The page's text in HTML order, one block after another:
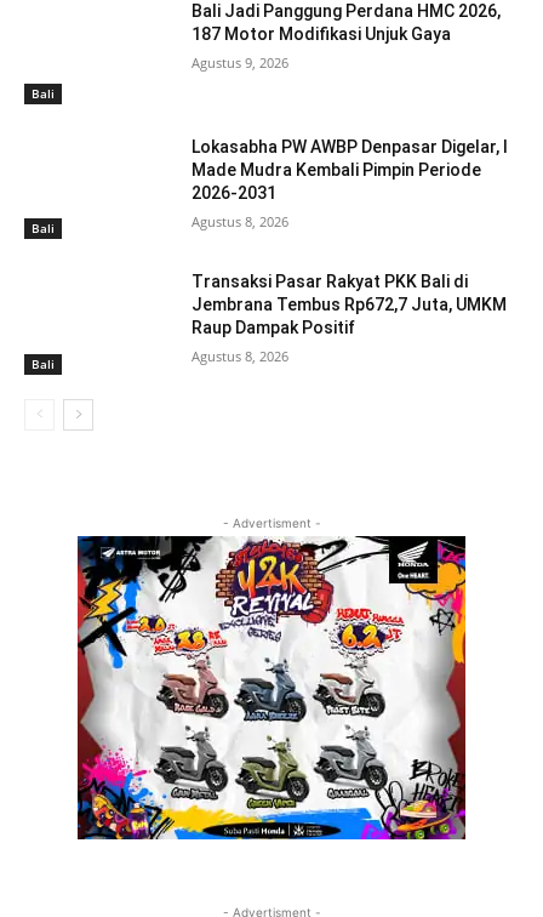
Bali
Bali Jadi Panggung Perdana HMC 2026,
187 Motor Modifikasi Unjuk Gaya
Agustus 9, 2026
Bali
Lokasabha PW AWBP Denpasar Digelar, I
Made Mudra Kembali Pimpin Periode
2026-2031
Agustus 8, 2026
Bali
Transaksi Pasar Rakyat PKK Bali di
Jembrana Tembus Rp672,7 Juta, UMKM
Raup Dampak Positif
Agustus 8, 2026
- Advertisment -
- Advertisment -